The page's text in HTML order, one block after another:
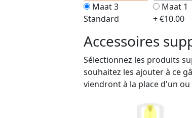
Maat 3
Standard
Maat 1
+ €10.00
Accessoires
Sélectionnez les produits
souhaitez les ajouter à ce
viendront à la place d'un